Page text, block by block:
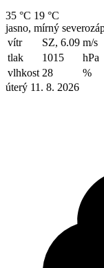
35 °C 19 °C
jasno, mírný
vítr
SZ, 6.09 m/s
tlak
1015
hPa
vlhkost 28
%
úterý 11. 8. 2026